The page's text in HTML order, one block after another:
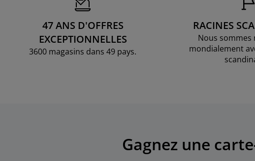
47 ANS D'OFFRES
EXCEPTIONNELLES
3600 magasins dans 49 pays.
RACINES
Nous sommes
mondialement
Gagnez une